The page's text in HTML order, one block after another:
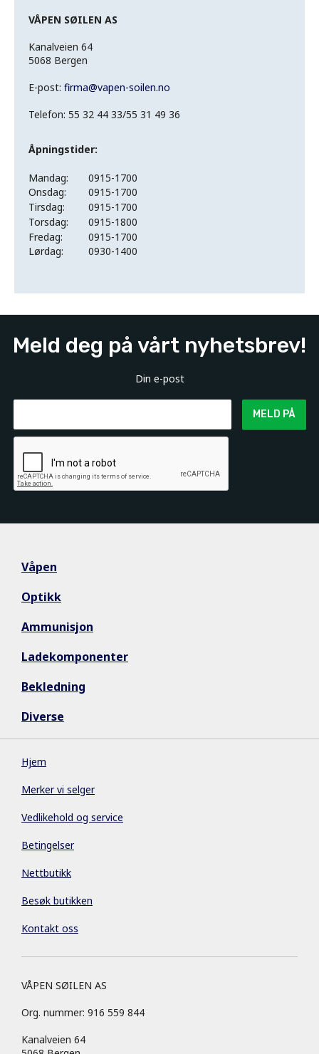
VÅPEN SØILEN AS
Kanalveien 64
5068 Bergen
E-post: firma@vapen-soilen.no
Telefon: 55 32 44 33/55 31 49 36
Åpningstider:
Mandag:
0915-1700
Onsdag:
0915-1700
Tirsdag:
0915-1700
Torsdag:
0915-1800
Fredag:
0915-1700
Lørdag:
0930-1400
Meld deg på vårt nyhetsbrev!
Din e-post
MELD PÅ
Våpen
Optikk
Ammunisjon
Ladekomponenter
Bekledning
Diverse
Hjem
Merker vi selger
Vedlikehold og service
Betingelser
Nettbutikk
Besøk butikken
Kontakt oss
VÅPEN SØILEN AS
Org. nummer: 916 559 844
Kanalveien 64